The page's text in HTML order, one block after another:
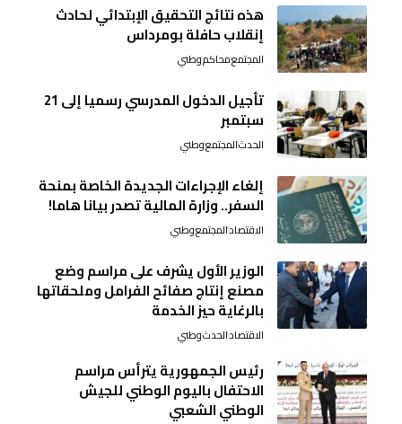
هذه نتائج التحقيق الإبتدائي لحادث
إنقلاب حافلة بومرداس
المجتمعمحاكموطني
تأجيل الدخول المدرسي رسميا إلى 21
سبتمبر
الحدثالمجتمعوطني
إلغاء الإجراءات الجديدة الخاصة بمنحة
السفر.. وزارة المالية تصدر بيانا هاما!
الاقتصادالمجتمعوطني
الوزير الأول يشرف على مراسم وضع
مصنع إنتاج صفائح الفرامل وملحقاتها
بالرغاية حيز الخدمة
الاقتصادالحدثوطني
رئيس الجمهورية يترأس مراسم
الاحتفال باليوم الوطني للجيش
الوطني الشعبي